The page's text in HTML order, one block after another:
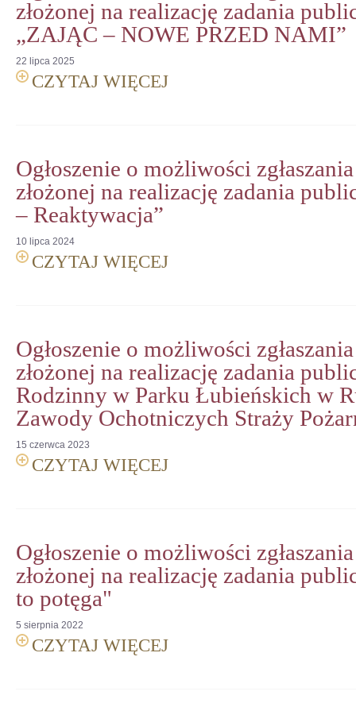
złożonej na realizację zadania
„ZAJĄC – NOWE PRZED NAMI”
22 lipca 2025
CZYTAJ WIĘCEJ
Ogłoszenie o możliwości
złożonej na realizację zadania
– Reaktywacja”
10 lipca 2024
CZYTAJ WIĘCEJ
Ogłoszenie o możliwości
złożonej na realizację zadania
Rodzinny w Parku Łubieńskich w
Zawody Ochotniczych Straży
15 czerwca 2023
CZYTAJ WIĘCEJ
Ogłoszenie o możliwości
złożonej na realizację zadania
to potęga"
5 sierpnia 2022
CZYTAJ WIĘCEJ